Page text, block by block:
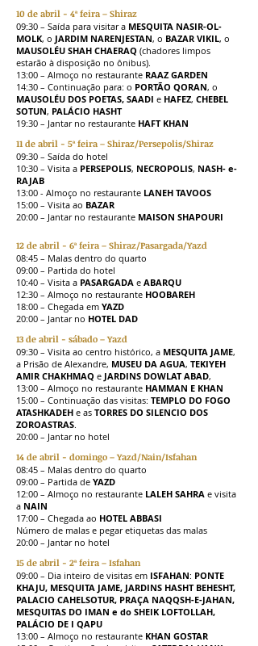
10 de abril - 4ª feira – Shiraz
09:30 – Saída para visitar a MESQUITA NASIR-OL-
MOLK, o JARDIM NARENJESTAN, o BAZAR VIKIL, o
MAUSOLÉU SHAH CHAERAQ (chadores limpos
estarão à disposição no ônibus).
13:00 – Almoço no restaurante RAAZ GARDEN
14:30 – Continuação para: o PORTÃO QORAN, o
MAUSOLÉU DOS POETAS, SAADI e HAFEZ, CHEBEL
SOTUN, PALÁCIO HASHT
19:30 – Jantar no restaurante HAFT KHAN
11 de abril - 5ª feira – Shiraz/Persepolis/Shiraz
09:30 – Saída do hotel
10:30 – Visita a PERSEPOLIS, NECROPOLIS, NASH- e-
RAJAB
13:00 - Almoço no restaurante LANEH TAVOOS
15:00 – Visita ao BAZAR
20:00 – Jantar no restaurante MAISON SHAPOURI
12 de abril - 6ª feira – Shiraz/Pasargada/Yazd
08:45 – Malas dentro do quarto
09:00 – Partida do hotel
10:40 – Visita a PASARGADA e ABARQU
12:30 – Almoço no restaurante HOOBAREH
18:00 – Chegada em YAZD
20:00 – Jantar no HOTEL DAD
13 de abril - sábado – Yazd
09:30 – Visita ao centro histórico, a MESQUITA JAME,
a Prisão de Alexandre, MUSEU DA AGUA, TEKIYEH
AMIR CHAKHMAQ e JARDINS DOWLAT ABAD,
13:00 – Almoço no restaurante HAMMAN E KHAN
15:00 – Continuação das visitas: TEMPLO DO FOGO
ATASHKADEH e as TORRES DO SILENCIO DOS
ZOROASTRAS.
20:00 – Jantar no hotel
14 de abril - domingo – Yazd/Nain/Isfahan
08:45 – Malas dentro do quarto
09:00 – Partida de YAZD
12:00 – Almoço no restaurante LALEH SAHRA e visita
a NAIN
17:00 – Chegada ao HOTEL ABBASI
Número de malas e pegar etiquetas das malas
20:00 – Jantar no hotel
15 de abril - 2ª feira – Isfahan
09:00 – Dia inteiro de visitas em ISFAHAN: PONTE
KHAJU, MESQUITA JAME, JARDINS HASHT BEHESHT,
PALACIO CAHELSOTUR, PRAÇA NAQQSH-E-JAHAN,
MESQUITAS DO IMAN e do SHEIK LOFTOLLAH,
PALÁCIO DE I QAPU
13:00 – Almoço no restaurante KHAN GOSTAR